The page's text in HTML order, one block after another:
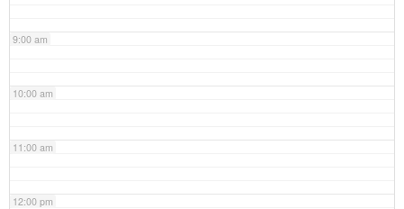
9:00 am
10:00 am
11:00 am
12:00 pm